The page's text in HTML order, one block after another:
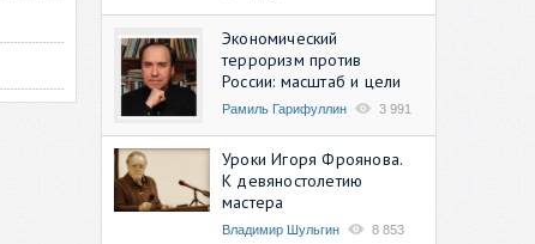
Экономический
терроризм против
России: масштаб и цели
Рамиль Гарифуллин 3 991
Уроки Игоря Фроянова.
К девяностолетию
мастера
Владимир Шульгин 8 853